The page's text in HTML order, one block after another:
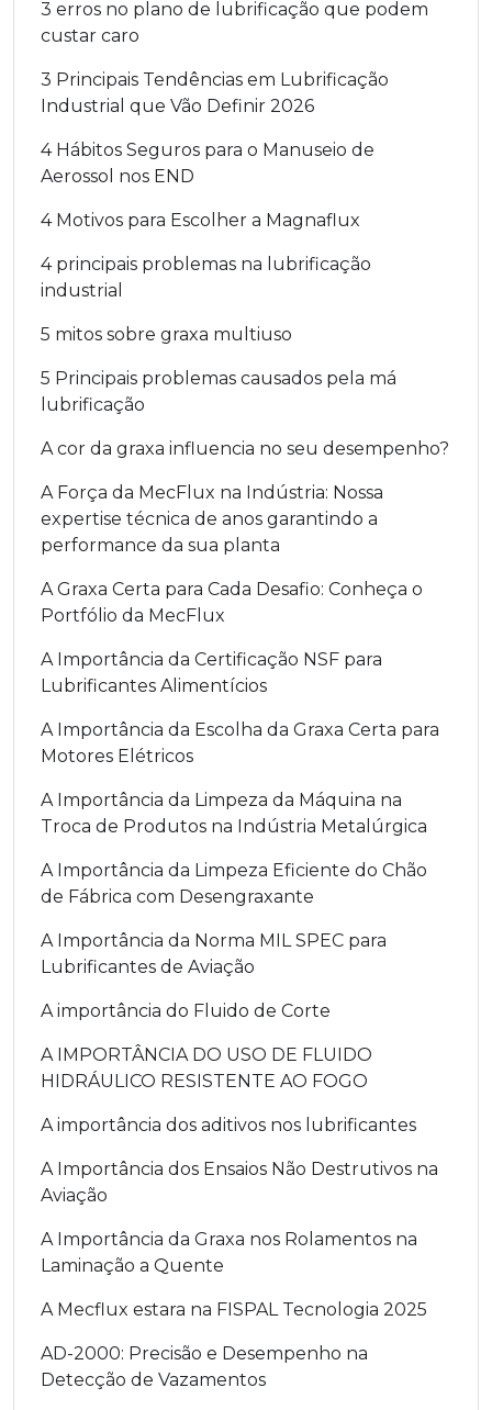
3 erros no plano de lubrificação que podem
custar caro
3 Principais Tendências em Lubrificação
Industrial que Vão Definir 2026
4 Hábitos Seguros para o Manuseio de
Aerossol nos END
4 Motivos para Escolher a Magnaflux
4 principais problemas na lubrificação
industrial
5 mitos sobre graxa multiuso
5 Principais problemas causados pela má
lubrificação
A cor da graxa influencia no seu desempenho?
A Força da MecFlux na Indústria: Nossa
expertise técnica de anos garantindo a
performance da sua planta
A Graxa Certa para Cada Desafio: Conheça o
Portfólio da MecFlux
A Importância da Certificação NSF para
Lubrificantes Alimentícios
A Importância da Escolha da Graxa Certa para
Motores Elétricos
A Importância da Limpeza da Máquina na
Troca de Produtos na Indústria Metalúrgica
A Importância da Limpeza Eficiente do Chão
de Fábrica com Desengraxante
A Importância da Norma MIL SPEC para
Lubrificantes de Aviação
A importância do Fluido de Corte
A IMPORTÂNCIA DO USO DE FLUIDO
HIDRÁULICO RESISTENTE AO FOGO
A importância dos aditivos nos lubrificantes
A Importância dos Ensaios Não Destrutivos na
Aviação
A Importância da Graxa nos Rolamentos na
Laminação a Quente
A Mecflux estara na FISPAL Tecnologia 2025
AD-2000: Precisão e Desempenho na
Detecção de Vazamentos